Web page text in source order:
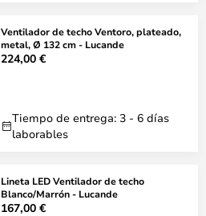
Ventilador de techo Ventoro, plateado,
metal, Ø 132 cm - Lucande
224,00 €
Tiempo de entrega: 3 - 6 días
laborables
Lineta LED Ventilador de techo
Blanco/Marrón - Lucande
167,00 €